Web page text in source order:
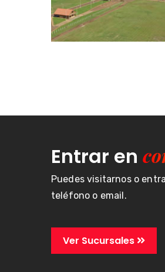
Entrar en
Puedes visitarnos o
teléfono o email.
Ver Sucursales